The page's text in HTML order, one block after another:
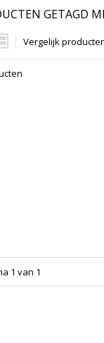
GETAGD
Vergelijk
1 van 1